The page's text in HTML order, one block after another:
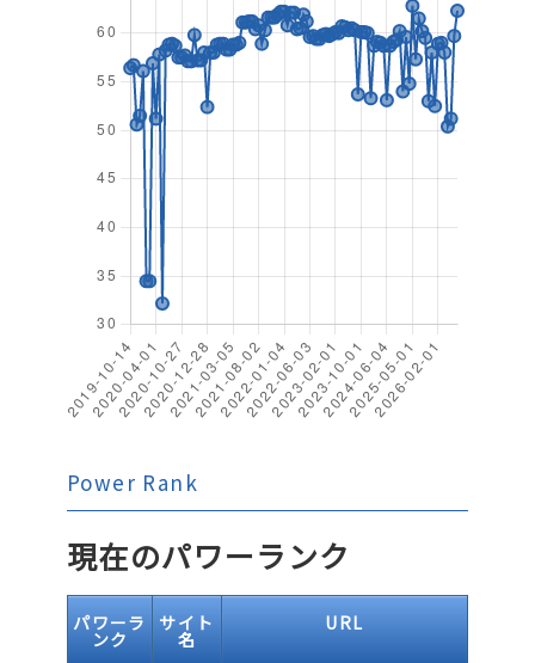
Power Rank
現在のパワーランク
パワーラ
ンク
サイト
名
URL